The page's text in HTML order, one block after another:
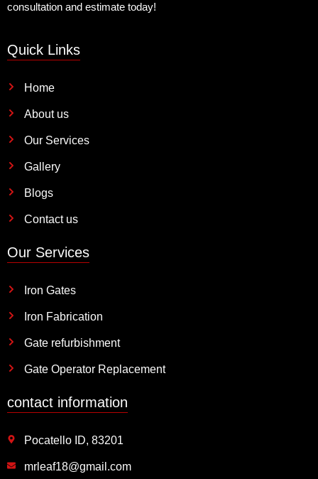
consultation and estimate today!
Quick Links
Home
About us
Our Services
Gallery
Blogs
Contact us
Our Services
Iron Gates
Iron Fabrication
Gate refurbishment
Gate Operator Replacement
contact information
Pocatello ID, 83201
mrleaf18@gmail.com